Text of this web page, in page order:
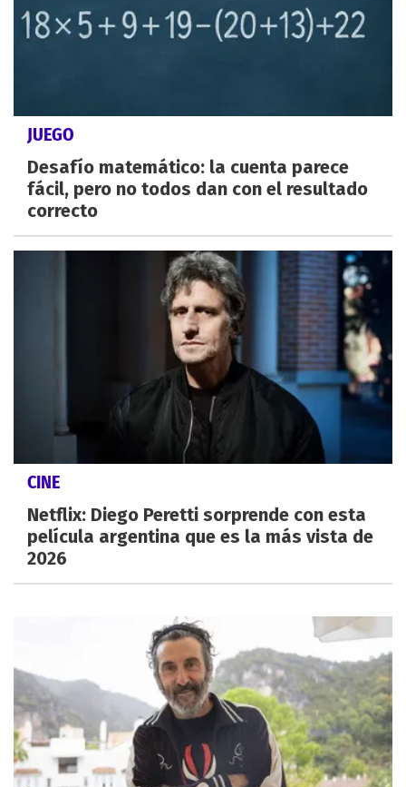
JUEGO
Desafío matemático: la cuenta parece
fácil, pero no todos dan con el resultado
correcto
CINE
Netflix: Diego Peretti sorprende con esta
película argentina que es la más vista de
2026